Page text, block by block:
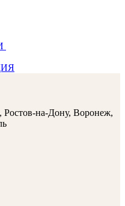
Ростов-на-Дону, Воронеж,